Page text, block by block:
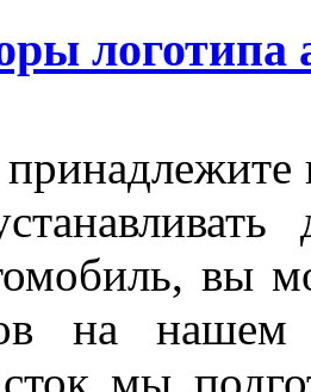
логотипа
вы
на